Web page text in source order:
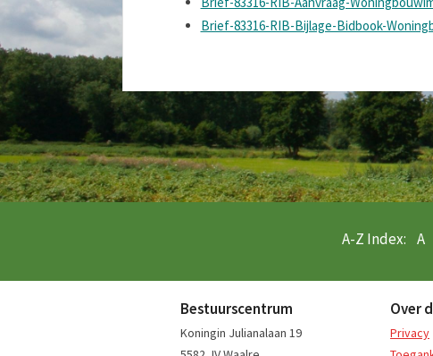
Brief-83316-RIB-Bijlage-Bidbook-
A-Z Index: A
Bestuurscentrum
Koningin Julianalaan 19
Over
Privacy